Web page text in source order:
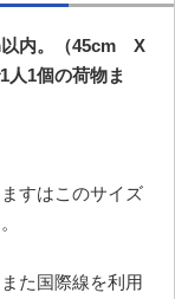
以内。（45cm X
1個の荷物ま
すはこのサイズ
た国際線を利用